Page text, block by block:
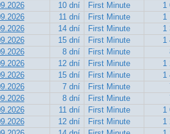
10 dní First Minute
1
11 dní First Minute
1
14 dní First Minute
1
15 dní First Minute
1
8 dní First Minute
12 dní First Minute
1
15 dní First Minute
1
7 dní First Minute
8 dní First Minute
11 dní First Minute
1
12 dní First Minute
1